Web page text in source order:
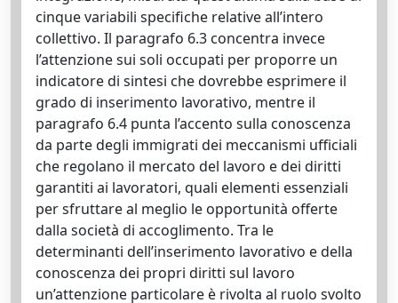
cinque variabili specifiche relative all’intero
collettivo. Il paragrafo 6.3 concentra invece
l’attenzione sui soli occupati per proporre un
indicatore di sintesi che dovrebbe esprimere il
grado di inserimento lavorativo, mentre il
paragrafo 6.4 punta l’accento sulla conoscenza
da parte degli immigrati dei meccanismi ufficiali
che regolano il mercato del lavoro e dei diritti
garantiti ai lavoratori, quali elementi essenziali
per sfruttare al meglio le opportunità offerte
dalla società di accoglimento. Tra le
determinanti dell’inserimento lavorativo e della
conoscenza dei propri diritti sul lavoro
un’attenzione particolare è rivolta al ruolo svolto